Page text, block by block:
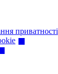
приватності